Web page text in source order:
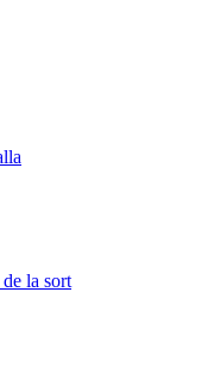
la sort